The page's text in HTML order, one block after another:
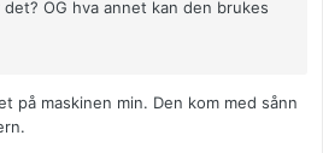
OG hva annet kan den brukes
på maskinen min. Den kom med sånn